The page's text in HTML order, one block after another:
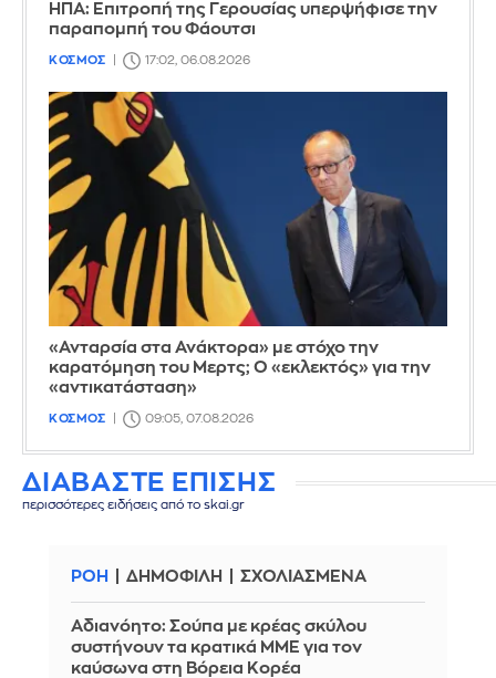
ΗΠΑ: Επιτροπή της Γερουσίας υπερψήφισε την
παραπομπή του Φάουτσι
ΚΟΣΜΟΣ 17:02, 06.08.2026
«Ανταρσία στα Ανάκτορα» με στόχο την
καρατόμηση του Μερτς; Ο «εκλεκτός» για την
«αντικατάσταση»
ΚΟΣΜΟΣ 09:05, 07.08.2026
ΔΙΑΒΑΣΤΕ ΕΠΙΣΗΣ
περισσότερες ειδήσεις από το skai.gr
ΡΟΗ ΔΗΜΟΦΙΛΗ ΣΧΟΛΙΑΣΜΕΝΑ
Αδιανόητο: Σούπα με κρέας σκύλου
συστήνουν τα κρατικά ΜΜΕ για τον
καύσωνα στη Βόρεια Κορέα